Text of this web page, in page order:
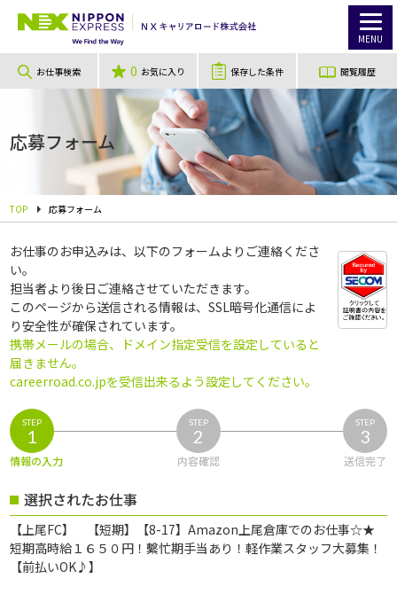
MENU
お仕事検索 0 お気に入り 保存した条件 閲覧履歴
応募フォーム
TOP 応募フォーム
お仕事のお申込みは、以下のフォームよりご連絡くださ
い。
担当者より後日ご連絡させていただきます。
このページから送信される情報は、SSL暗号化通信によ
り安全性が確保されています。
携帯メールの場合、ドメイン指定受信を設定していると
届きません。
careerroad.co.jpを受信出来るよう設定してください。
STEP
1
情報の入力
STEP
2
内容確認
STEP
3
送信完了
選択されたお仕事
【上尾FC】 【短期】【8-17】Amazon上尾倉庫でのお仕事☆★
短期高時給１６５０円！繫忙期手当あり！軽作業スタッフ大募集！
【前払いOK♪】